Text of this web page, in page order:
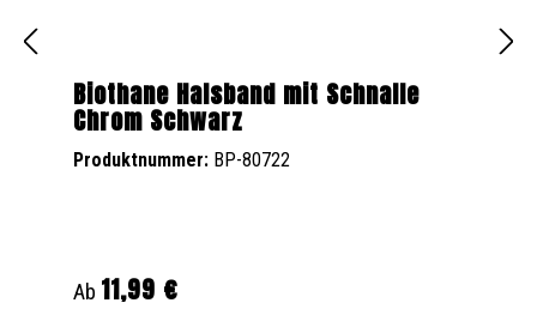
Biothane Halsband mit Schnalle
Chrom Schwarz
Produktnummer: BP-80722
Regulärer Preis:
Ab 11,99 €